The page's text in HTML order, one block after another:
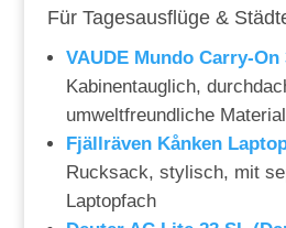
Für Tagesausflüge &
VAUDE Mundo Carry-On
Kabinentauglich,
umweltfreundliche
Fjällräven Kånken
Rucksack, stylisch, mit
Laptopfach